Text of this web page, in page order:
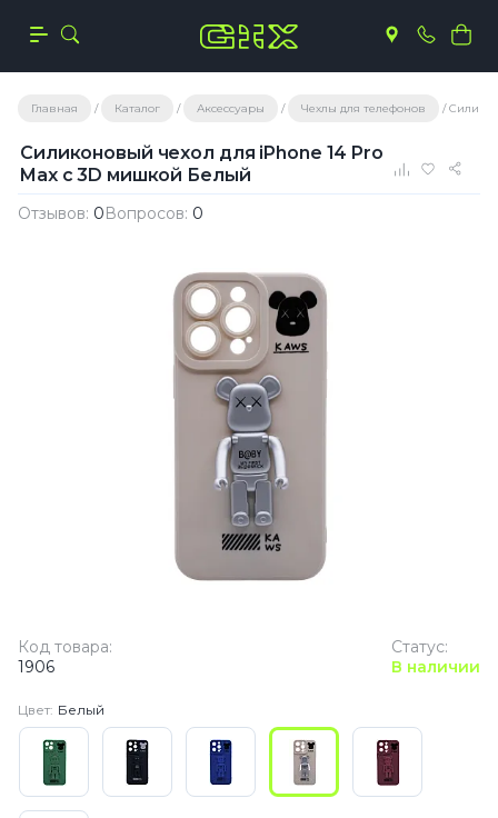
Главная Каталог Аксессуары Чехлы для телефонов
Силиконовый чехол для iPhone 14 Pro
Max с 3D мишкой Белый
Отзывов: 0Вопросов: 0
Статус:
В наличии
Код товара:
1906
Цвет: Белый